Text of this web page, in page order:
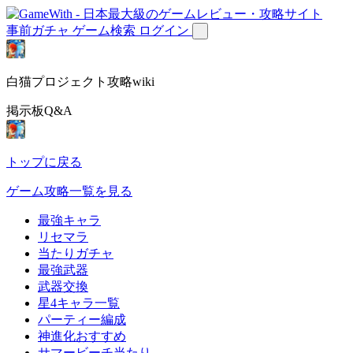
事前ガチャ ゲーム検索 ログイン
白猫プロジェクト攻略wiki
掲示板Q&A
トップに戻る
ゲーム攻略一覧を見る
最強キャラ
リセマラ
当たりガチャ
最強武器
武器交換
星4キャラ一覧
パーティー編成
神進化おすすめ